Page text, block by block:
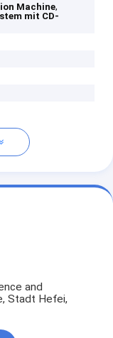
Machine,
mit CD-
and
Stadt Hefei,